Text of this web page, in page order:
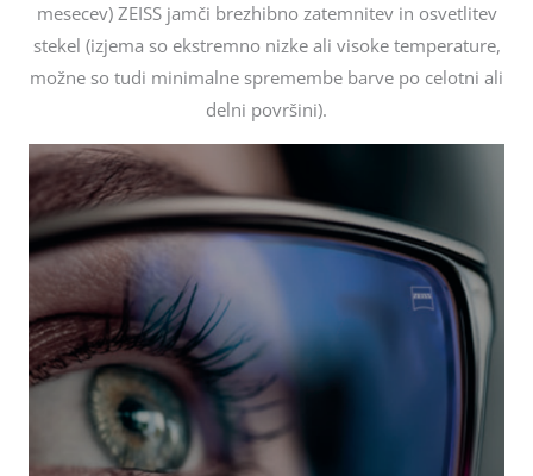
mesecev) ZEISS jamči brezhibno zatemnitev in osvetlitev
stekel (izjema so ekstremno nizke ali visoke temperature,
možne so tudi minimalne spremembe barve po celotni ali
delni površini).